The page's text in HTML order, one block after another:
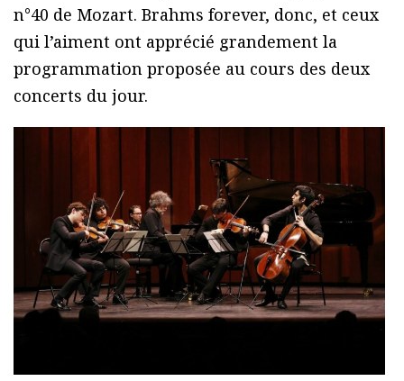
n°40 de Mozart. Brahms forever, donc, et ceux
qui l’aiment ont apprécié grandement la
programmation proposée au cours des deux
concerts du jour.